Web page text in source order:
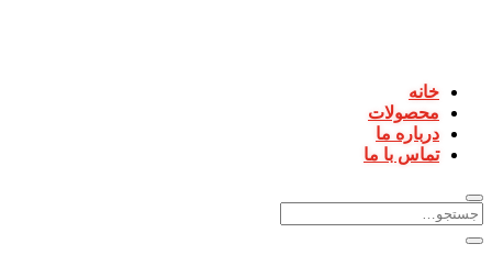
خانه
محصولات
درباره ما
تماس با ما